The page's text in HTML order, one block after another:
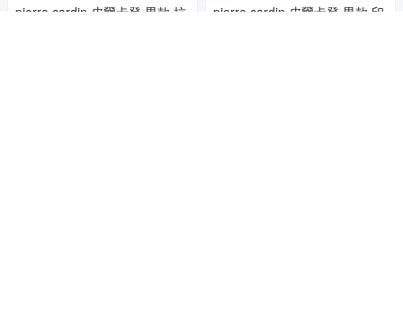
pierre cardin 皮爾卡登 男款 抗
pierre cardin 皮爾卡登 男款 印